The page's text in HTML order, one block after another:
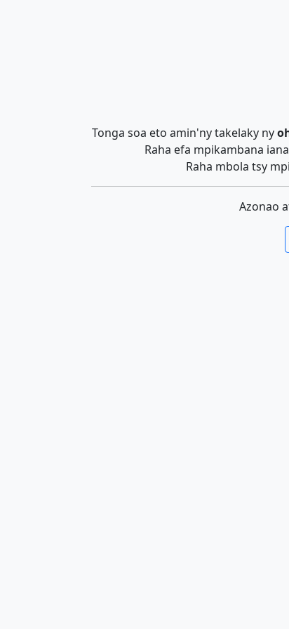
Tonga soa eto amin'ny takelaky ny
Raha efa mpikambana
Raha mbola tsy
Azonao